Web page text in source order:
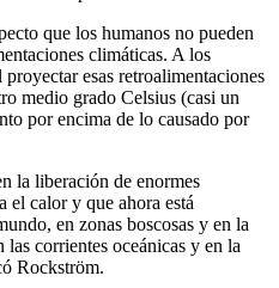
que los humanos no pueden
climáticas. A los
esas retroalimentaciones
medio grado Celsius (casi un
por encima de lo causado por
la liberación de enormes
el calor y que ahora está
en zonas boscosas y en la
corrientes oceánicas y en la
Rockström.